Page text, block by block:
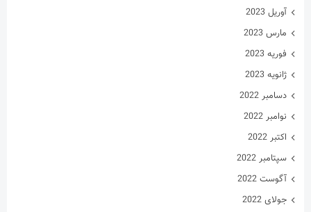
آوریل 2023
مارس 2023
فوریه 2023
ژانویه 2023
دسامبر 2022
نوامبر 2022
اکتبر 2022
سپتامبر 2022
آگوست 2022
جولای 2022